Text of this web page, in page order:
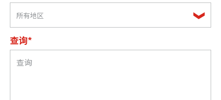
所有地区
查询*